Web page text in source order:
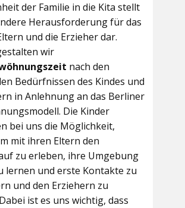
der Familie in die Kita stellt
Herausforderung für das
und die Erzieher dar.
wir
nach den
Bedürfnissen des Kindes und
in Anlehnung an das Berliner
Die Kinder
bei uns die Möglichkeit,
mit ihren Eltern den
zu erleben, ihre Umgebung
lernen und erste Kontakte zu
und den Erziehern zu
ist es uns wichtig, dass